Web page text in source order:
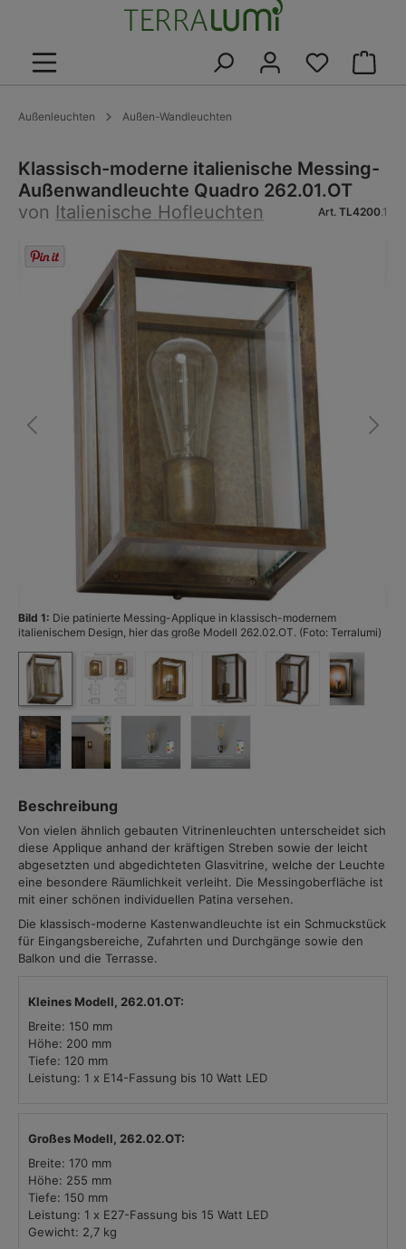
Außenleuchten Außen-Wandleuchten
Klassisch-moderne italienische Messing-
Außenwandleuchte Quadro 262.01.OT
von Italienische Hofleuchten Art. TL4200.1
Bildergalerie überspringen
Bild 1: Die patinierte Messing-Applique in klassisch-modernem
italienischem Design, hier das große Modell 262.02.OT. (Foto: Terralumi)
Beschreibung
Von vielen ähnlich gebauten Vitrinenleuchten unterscheidet sich
diese Applique anhand der kräftigen Streben sowie der leicht
abgesetzten und abgedichteten Glasvitrine, welche der Leuchte
eine besondere Räumlichkeit verleiht. Die Messingoberfläche ist
mit einer schönen individuellen Patina versehen.
Die klassisch-moderne Kastenwandleuchte ist ein Schmuckstück
für Eingangsbereiche, Zufahrten und Durchgänge sowie den
Balkon und die Terrasse.
Kleines Modell, 262.01.OT:
Breite: 150 mm
Höhe: 200 mm
Tiefe: 120 mm
Leistung: 1 x E14-Fassung bis 10 Watt LED
Großes Modell, 262.02.OT:
Breite: 170 mm
Höhe: 255 mm
Tiefe: 150 mm
Leistung: 1 x E27-Fassung bis 15 Watt LED
Gewicht: 2,7 kg